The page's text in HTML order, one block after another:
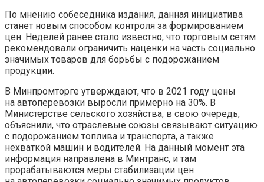
По мнению собеседника издания, данная инициатива
станет новым способом контроля за формированием
цен. Неделей ранее стало известно, что торговым сетям
рекомендовали ограничить наценки на часть социально
значимых товаров для борьбы с подорожанием
продукции.
В Минпромторге утверждают, что в 2021 году цены
на автоперевозки выросли примерно на 30%. В
Министерстве сельского хозяйства, в свою очередь,
объяснили, что отраслевые союзы связывают ситуацию
с подорожанием топлива и транспорта, а также
нехваткой машин и водителей. На данный момент эта
информация направлена в Минтранс, и там
прорабатываются меры стабилизации цен